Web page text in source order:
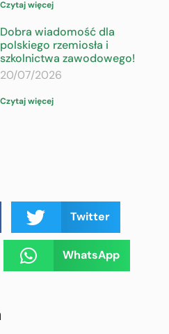
Czytaj więcej
Dobra wiadomość dla
polskiego rzemiosła i
szkolnictwa zawodowego!
20/07/2026
Czytaj więcej
Twitter
WhatsApp